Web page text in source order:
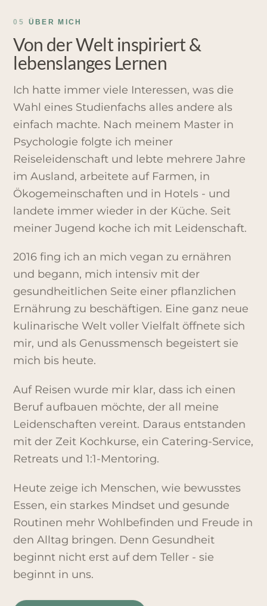
05 ÜBER MICH
Von der Welt inspiriert &
lebenslanges Lernen
Ich hatte immer viele Interessen, was die
Wahl eines Studienfachs alles andere als
einfach machte. Nach meinem Master in
Psychologie folgte ich meiner
Reiseleidenschaft und lebte mehrere Jahre
im Ausland, arbeitete auf Farmen, in
Ökogemeinschaften und in Hotels - und
landete immer wieder in der Küche. Seit
meiner Jugend koche ich mit Leidenschaft.
2016 fing ich an mich vegan zu ernähren
und begann, mich intensiv mit der
gesundheitlichen Seite einer pflanzlichen
Ernährung zu beschäftigen. Eine ganz neue
kulinarische Welt voller Vielfalt öffnete sich
mir, und als Genussmensch begeistert sie
mich bis heute.
Auf Reisen wurde mir klar, dass ich einen
Beruf aufbauen möchte, der all meine
Leidenschaften vereint. Daraus entstanden
mit der Zeit Kochkurse, ein Catering-Service,
Retreats und 1:1-Mentoring.
Heute zeige ich Menschen, wie bewusstes
Essen, ein starkes Mindset und gesunde
Routinen mehr Wohlbefinden und Freude in
den Alltag bringen. Denn Gesundheit
beginnt nicht erst auf dem Teller - sie
beginnt in uns.